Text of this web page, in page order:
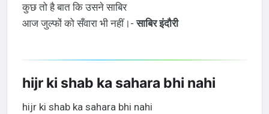
कुछ तो है बात कि उसने साबिर
आज जुल्फों को सँवारा भी नहीं।-साबिर इंदौरी
hijr ki shab ka sahara bhi nahi
hijr ki shab ka sahara bhi nahi